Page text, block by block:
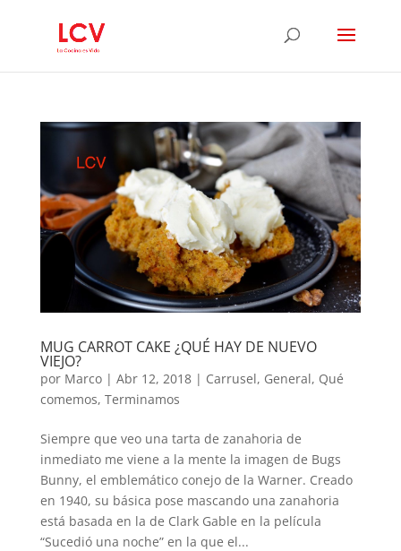
MUG CARROT CAKE ¿QUÉ HAY DE NUEVO
VIEJO?
por Marco| Abr 12, 2018| Carrusel, General, Qué
comemos, Terminamos
Siempre que veo una tarta de zanahoria de
inmediato me viene a la mente la imagen de Bugs
Bunny, el emblemático conejo de la Warner. Creado
en 1940, su básica pose mascando una zanahoria
está basada en la de Clark Gable en la película
“Sucedió una noche” en la que el...